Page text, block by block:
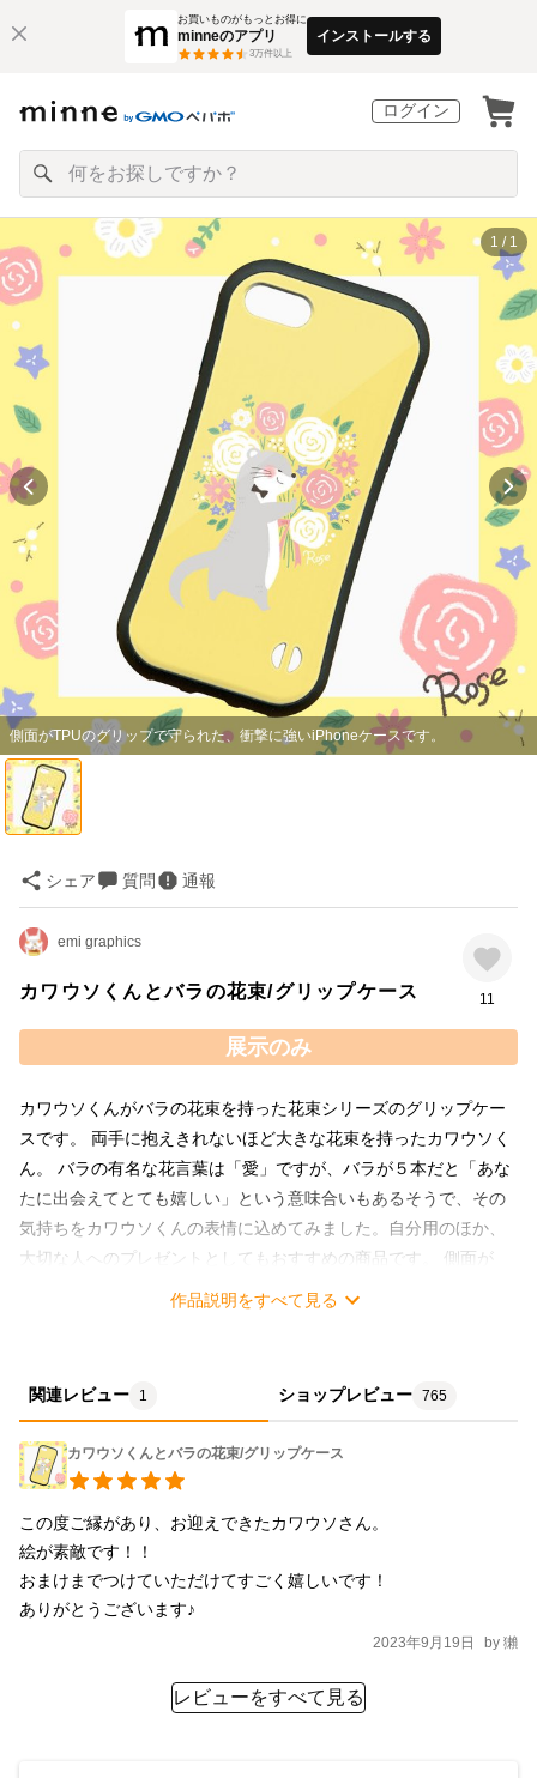
お買いものがもっとお得に
minneのアプリ
3万件以上
インストールする
ログイン
側面がTPUのグリップで守られた、衝撃に強いiPhoneケースです。
1 / 1
シェア 質問 通報
emi graphics
カワウソくんとバラの花束/グリップケース 11
展示のみ
カワウソくんがバラの花束を持った花束シリーズのグリップケー
スです。 両手に抱えきれないほど大きな花束を持ったカワウソく
ん。 バラの有名な花言葉は「愛」ですが、バラが５本だと「あな
たに出会えてとても嬉しい」という意味合いもあるそうで、その
気持ちをカワウソくんの表情に込めてみました。自分用のほか、
大切な人へのプレゼントとしてもおすすめの商品です。 側面が
TPUでできており、衝撃から本体を守ってくれます。 ケースは緩
11proMAX、12、12pro、12proMAX、12mini、13、13pro、
13proMAX、13mini、14、14pro、14proMAX、14plus
作品説明をすべて見る
関連レビュー 1 ショップレビュー 765
カワウソくんとバラの花束/グリップケース
この度ご縁があり、お迎えできたカワウソさん。
絵が素敵です！！
おまけまでつけていただけてすごく嬉しいです！
ありがとうございます♪
2023年9月19日 by 獺
レビューをすべて見る